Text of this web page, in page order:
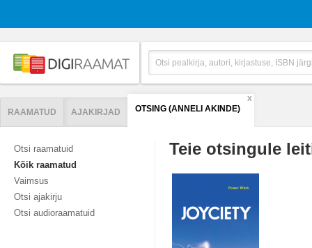
RAAMATUD AJAKIRJAD OTSING (ANNELI AKINDE)
X
Otsi raamatuid
Kõik raamatud
Vaimsus
Otsi ajakirju
Otsi audioraamatuid
Teie otsingule